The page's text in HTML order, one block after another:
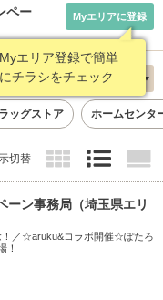
ペー
Myエリア登録で簡単
にチラシをチェック
Myエリアに登録
クーポン 新着順
ラッグストア ホームセンタ
切替
ン事務局（埼玉県エリ
！／☆aruku&コラボ開催☆ぽたろ
！